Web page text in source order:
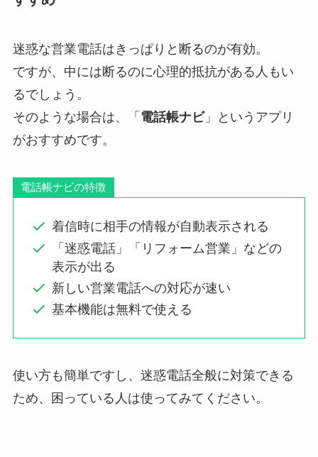
迷惑な営業電話はきっぱりと断るのが有効。
ですが、中には断るのに心理的抵抗がある人もい
るでしょう。
そのような場合は、「 電話帳ナビ」というアプリ
がおすすめです。
電話帳ナビの特徴
着信時に相手の情報が自動表示される
「迷惑電話」「リフォーム営業」などの
表示が出る
新しい営業電話への対応が速い
基本機能は無料で使える
使い方も簡単ですし、迷惑電話全般に対策できる
ため、困っている人は使ってみてください。